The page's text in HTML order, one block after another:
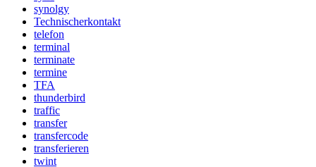
synolgy
Technischerkontakt
telefon
terminal
terminate
termine
TFA
thunderbird
traffic
transfer
transfercode
transferieren
twint